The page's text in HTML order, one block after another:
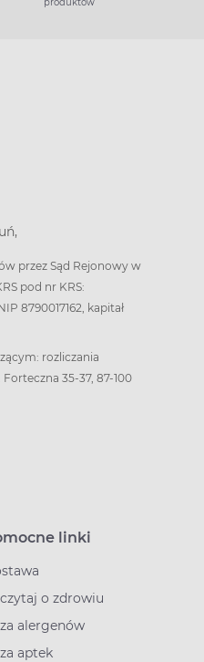
przez Sąd Rejonowy w
pod nr KRS:
8790017162, kapitał
rozliczania
35-37, 87-100
linki
o zdrowiu
alergenów
aptek